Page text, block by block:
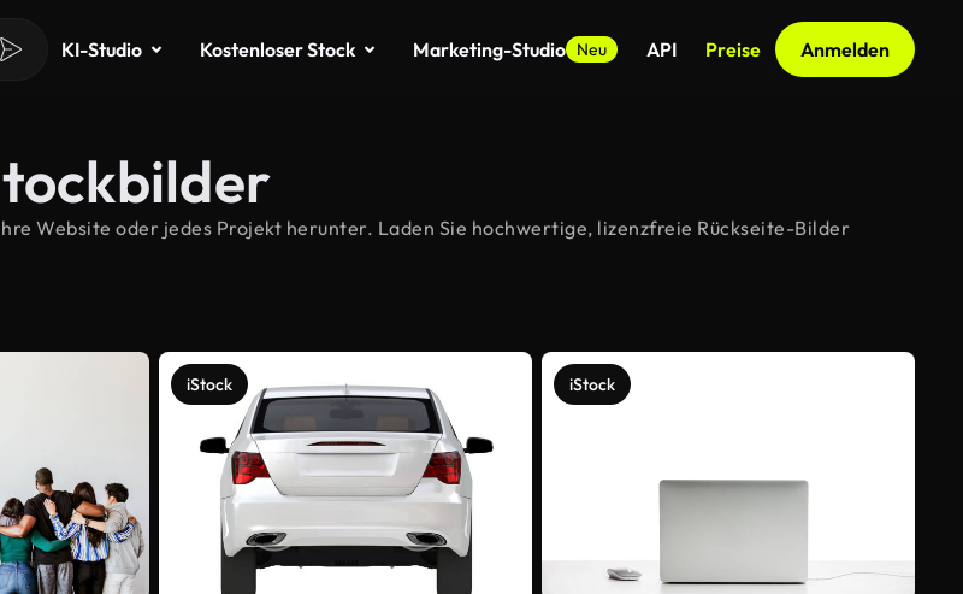
KI-Studio Kostenloser Stock Marketing-Studio Neu API Preise Anmelden
Website oder jedes Projekt herunter. Laden Sie hochwertige, lizenzfreie Rückseite-Bilder
iStock iStock